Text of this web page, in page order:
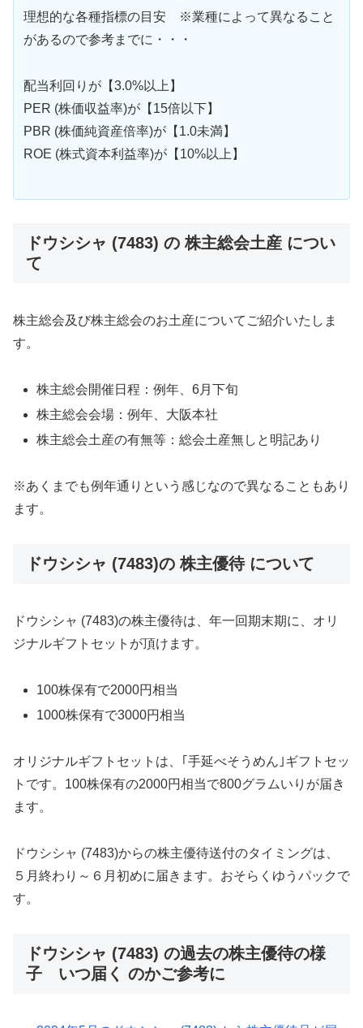
理想的な各種指標の目安 ※業種によって異なること
があるので参考までに・・・
配当利回りが【3.0%以上】
PER (株価収益率)が【15倍以下】
PBR (株価純資産倍率)が【1.0未満】
ROE (株式資本利益率)が【10%以上】
ドウシシャ (7483) の 株主総会土産 につい
て
株主総会及び株主総会のお土産についてご紹介いたしま
す。
株主総会開催日程：例年、6月下旬
株主総会会場：例年、大阪本社
株主総会土産の有無等：総会土産無しと明記あり
※あくまでも例年通りという感じなので異なることもあり
ます。
ドウシシャ (7483)の 株主優待 について
ドウシシャ (7483)の株主優待は、年一回期末期に、オリ
ジナルギフトセットが頂けます。
100株保有で2000円相当
1000株保有で3000円相当
オリジナルギフトセットは、｢手延べそうめん｣ギフトセッ
トです。100株保有の2000円相当で800グラムいりが届き
ます。
ドウシシャ (7483)からの株主優待送付のタイミングは、
５月終わり～６月初めに届きます。おそらくゆうパックで
す。
ドウシシャ (7483) の過去の株主優待の様
子 いつ届く のかご参考に